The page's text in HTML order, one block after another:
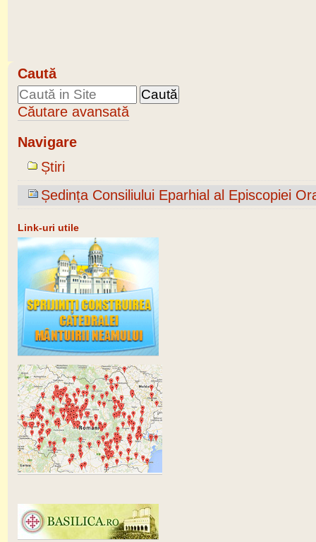
Caută
Căutare avansată
Navigare
Știri
Ședința Consiliului Eparhial al Episcopiei
Link-uri utile